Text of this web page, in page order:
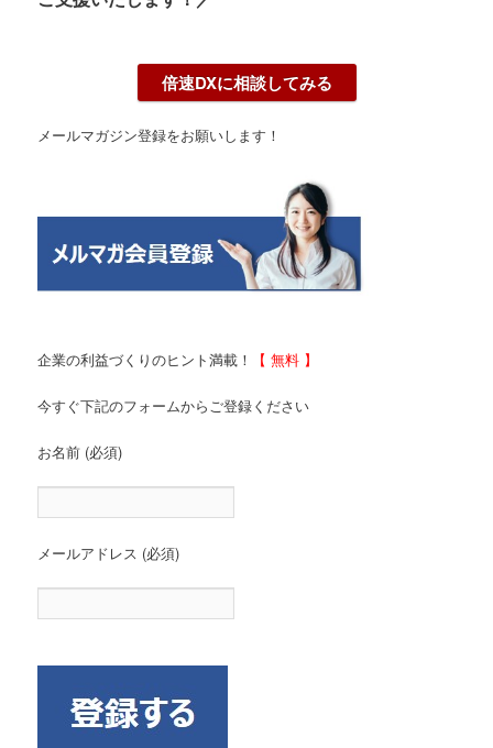
倍速DXに相談してみる
メールマガジン登録をお願いします！
企業の利益づくりのヒント満載！ 【 無料 】
今すぐ下記のフォームからご登録ください
お名前 (必須)
メールアドレス (必須)